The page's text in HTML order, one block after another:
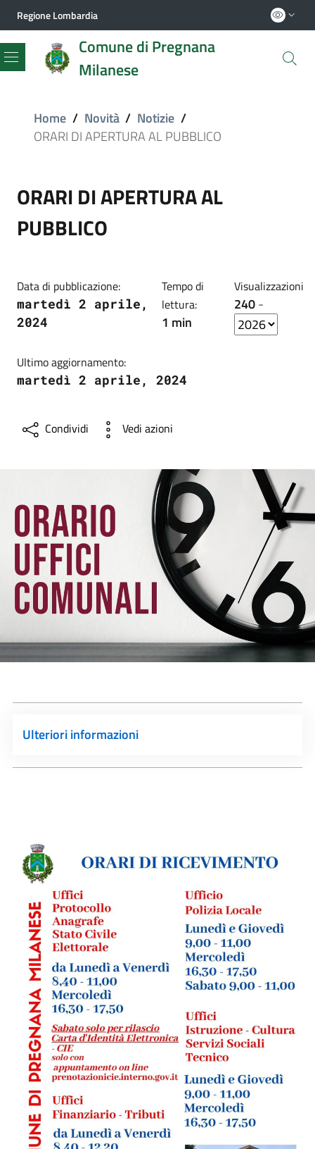
Regione Lombardia
Comune di Pregnana
Milanese
Menu
Home / Novità / Notizie /
ORARI DI APERTURA AL PUBBLICO
ORARI DI APERTURA AL
PUBBLICO
Data di pubblicazione:
martedì 2 aprile,
2024
Tempo di
lettura:
1 min
Visualizzazioni
240-
Ultimo aggiornamento:
martedì 2 aprile, 2024
Condividi Vedi azioni
Ulteriori informazioni